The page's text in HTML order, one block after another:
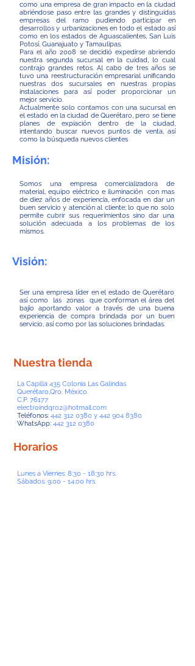
como una empresa de gran impacto en la ciudad
abriéndose paso entre las grandes y distinguidas
empresas del ramo pudiendo participar en
desarrollos y urbanizaciones en todo el estado así
como en los estados de Aguascalientes, San Luis
Potosí, Guanajuato y Tamaulipas.
Para el año 2008 se decidió expedirse abriendo
nuestra segunda sucursal en la cuidad, lo cual
contrajo grandes retos. Al cabo de tres años se
tuvo una reestructuración empresarial unificando
nuestras dos sucursales en nuestras propias
instalaciones para así poder proporcionar un
mejor servicio.
Actualmente solo contamos con una sucursal en
el estado en la ciudad de Querétaro, pero se tiene
planes de expiación dentro de la ciudad,
intentando buscar nuevos puntos de venta, así
como la búsqueda nuevos clientes
Misión:
Somos una empresa comercializadora de
material, equipo eléctrico e iluminación con mas
de diez años de experiencia, enfocada en dar un
buen servicio y atención al cliente; lo que no solo
permite cubrir sus requerimientos sino dar una
solución adecuada a los problemas de los
mismos.
Visión:
Ser una empresa líder en el estado de Querétaro
así como las zonas que conforman el área del
bajío aportando valor a través de una buena
experiencia de compra brindada por un buen
servicio, así como por las soluciones brindadas.
Nuestra tienda
La Capilla 435 Colonia Las Galindas
Querétaro,Qro. México.
C.P. 76177
electroindqro2@hotmail.com
Teléfonos: 442 312 0380 y 442 904 8380
WhatsApp: 442 312 0380
Horarios
Lunes a Viernes: 8:30 - 18:30 hrs.
Sábados: 9:00 - 14:00 hrs.